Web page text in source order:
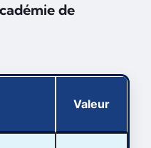
de
Valeur